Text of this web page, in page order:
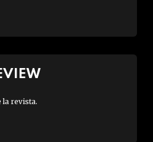
la revista.